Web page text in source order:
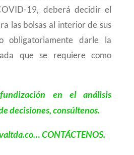
19, deberá decidir el
las bolsas al interior de sus
obligatoriamente darle la
que se requiere como
en el análisis
decisiones, consúltenos.
… CONTÁCTENOS.